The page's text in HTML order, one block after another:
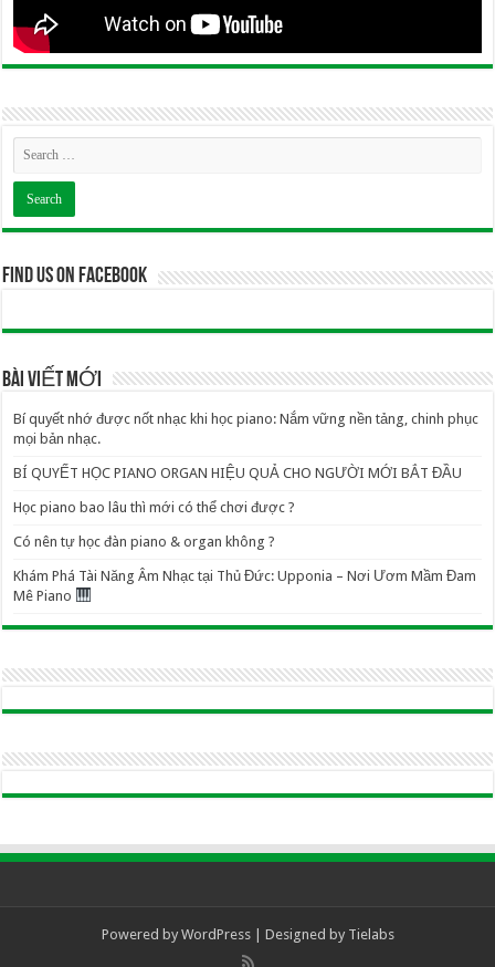
Find us on Facebook
BÀI VIẾT MỚI
Bí quyết nhớ được nốt nhạc khi học piano: Nắm vững nền tảng, chinh phục
mọi bản nhạc.
BÍ QUYẾT HỌC PIANO ORGAN HIỆU QUẢ CHO NGƯỜI MỚI BẮT ĐẦU
Học piano bao lâu thì mới có thể chơi được ?
Có nên tự học đàn piano & organ không ?
Khám Phá Tài Năng Âm Nhạc tại Thủ Đức: Upponia – Nơi Ươm Mầm Đam
Mê Piano
Powered by WordPress| Designed by Tielabs